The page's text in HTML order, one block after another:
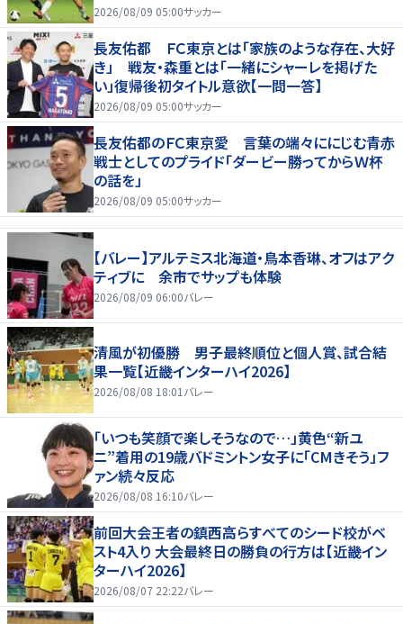
2026/08/09 05:00サッカー
長友佑都 ＦＣ東京とは「家族のような存在、大好
き」 戦友・森重とは「一緒にシャーレを掲げた
い」復帰後初タイトル意欲【一問一答】
2026/08/09 05:00サッカー
長友佑都のＦＣ東京愛 言葉の端々ににじむ青赤
戦士としてのプライド「ダービー勝ってからＷ杯
の話を」
2026/08/09 05:00サッカー
【バレー】アルテミス北海道・鳥本香琳、オフはアク
ティブに 余市でサップも体験
2026/08/09 06:00バレー
清風が初優勝 男子最終順位と個人賞、試合結
果一覧【近畿インターハイ2026】
2026/08/08 18:01 バレー
「いつも笑顔で楽しそうなので…」黄色“新ユ
ニ”着用の19歳バドミントン女子に「CMきそう」フ
ァン続々反応
2026/08/08 16:10バレー
前回大会王者の鎮西高らすべてのシード校がベ
スト4入り 大会最終日の勝負の行方は【近畿イン
ターハイ2026】
2026/08/07 22:22バレー